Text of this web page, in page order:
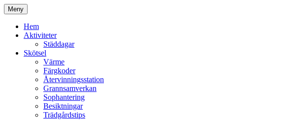
Hoppa
till
innehåll
Kyrkmossen
Meny
Hem
Aktiviteter
Städdagar
Skötsel
Värme
Färgkoder
Återvinningsstation
Grannsamverkan
Sophantering
Besiktningar
Trädgårdstips